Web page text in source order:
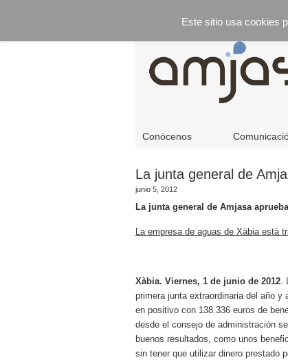
Conócenos
La junta general de
junio 5, 2012
La junta general de Amjasa
La empresa de aguas de Xàbia está
Xàbia. Viernes, 1 de junio de 2012.
primera junta extraordinaria del año y
en positivo con 138.336 euros de
desde el consejo de administración
buenos resultados, como unos
sin tener que utilizar dinero prestado
Este sitio usa cookies